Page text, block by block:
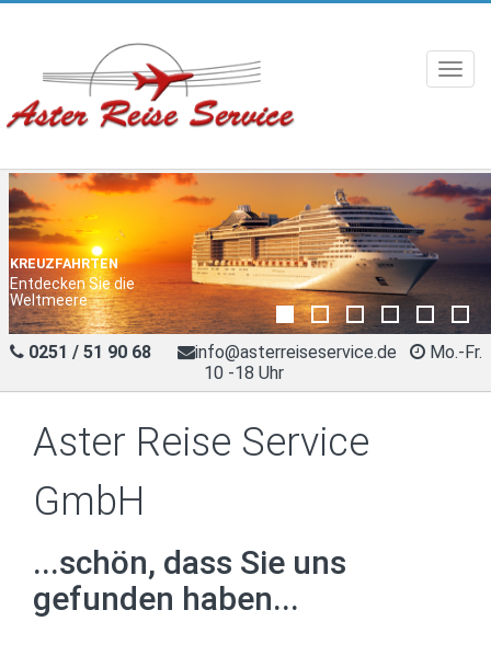
KREUZFAHRTEN
Entdecken Sie die
Weltmeere
IHR REISEBÜRO IN
MÜNSTER
Städte sind immer eine
Reise wert
0251 / 51 90 68 info@asterreiseservice.de
Mo.-Fr.
10 -18 Uhr
Aster Reise Service
GmbH
...schön, dass Sie uns
gefunden haben...